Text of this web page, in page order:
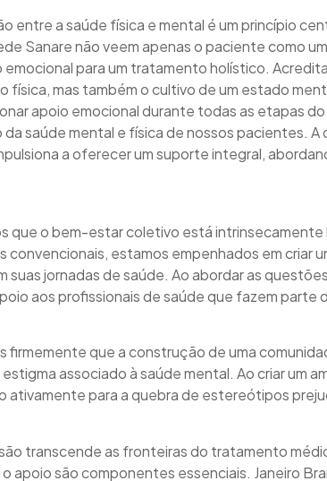
entre a saúde física e mental é um princípio
Sanare não veem apenas o paciente como
emocional para um tratamento holístico.
física, mas também o cultivo de um estado
apoio emocional durante todas as etapas
da saúde mental e física de nossos pacientes.
a oferecer um suporte integral,
que o bem-estar coletivo está intrinsecamente
convencionais, estamos empenhados em criar
suas jornadas de saúde. Ao abordar as
aos profissionais de saúde que fazem parte
firmemente que a construção de uma
associado à saúde mental. Ao criar um
ativamente para a quebra de estereótipos
transcende as fronteiras do tratamento
apoio são componentes essenciais. Janeiro